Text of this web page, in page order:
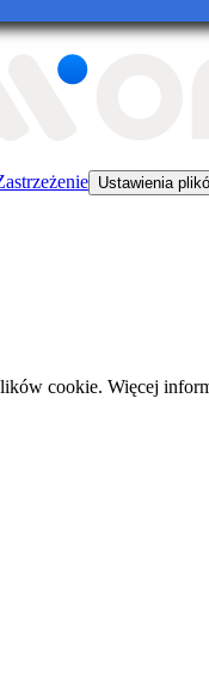
Ustawienia
cookie. Więcej